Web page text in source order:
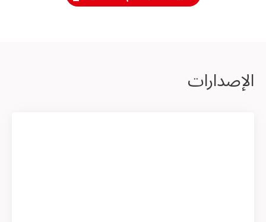
الإصدارات